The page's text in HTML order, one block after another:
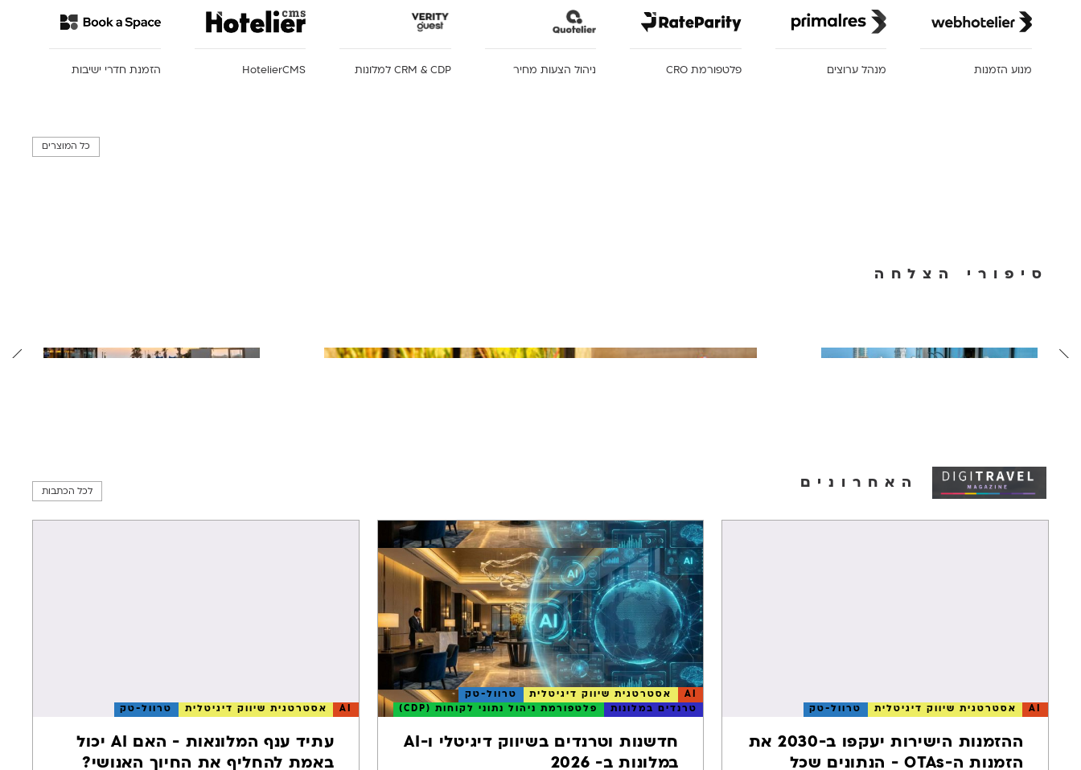
מנוע הזמנות מנהל ערוצים פלטפורמת CRO ניהול הצעות מחיר CRM & CDP למלונות HotelierCMS הזמנת חדרי ישיבות
כל המוצרים
סיפורי הצלחה
360° לטובת קבלת הזמנות
ישירות, שהובילה לגידול מרשים
בהזמנות. 75% מכלל ההזמנות הן
הזמנות ישירות בשנת 2020.
קרא עוד
קמפייני PPC ממוקדי ROI, בין
האחרונים לכל הכתבות
AI אסטרטגית שיווק דיגיטלית טרוול-טק
ההזמנות הישירות יעקפו ב-2030 את
הזמנות ה-OTAs - הנתונים שכל
AI אסטרטגית שיווק דיגיטלית
טרוול-טק
טרנדים במלונות
פלטפורמת ניהול נתוני לקוחות (CDP)
חדשנות וטרנדים בשיווק דיגיטלי ו-AI
במלונות ב- 2026
AI אסטרטגית שיווק דיגיטלית טרוול-טק
עתיד ענף המלונאות - האם AI יכול
באמת להחליף את החיוך האנושי?